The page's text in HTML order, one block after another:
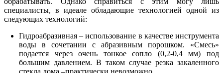
специалисты, в идеале обладающие технологией одной из
следующих технологий:
Гидроабразивная – использование в качестве инструмента
воды в сочетании с абразивным порошком. «Смесь»
подается через очень тонкое сопло (0,2-0,4 мм) под
большим давлением. В таком случае резка закаленного
стекла дома–практически невозможно.